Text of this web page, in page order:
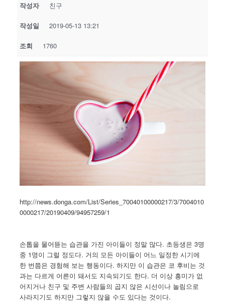
작성자 친구
작성일 2019-05-13 13:21
조회 1760
http://news.donga.com/List/Series_70040100000217/3/7004010
0000217/20190409/94957259/1
손톱을 물어뜯는 습관을 가진 아이들이 정말 많다. 초등생은 3명
중 1명이 그럴 정도다. 거의 모든 아이들이 어느 일정한 시기에
한 번쯤은 경험해 보는 행동이다. 하지만 이 습관은 코 후비는 것
과는 다르게 어른이 돼서도 지속되기도 한다. 더 이상 흥미가 없
어지거나 친구 및 주변 사람들의 곱지 않은 시선이나 놀림으로
사라지기도 하지만 그렇지 않을 수도 있다는 것이다.